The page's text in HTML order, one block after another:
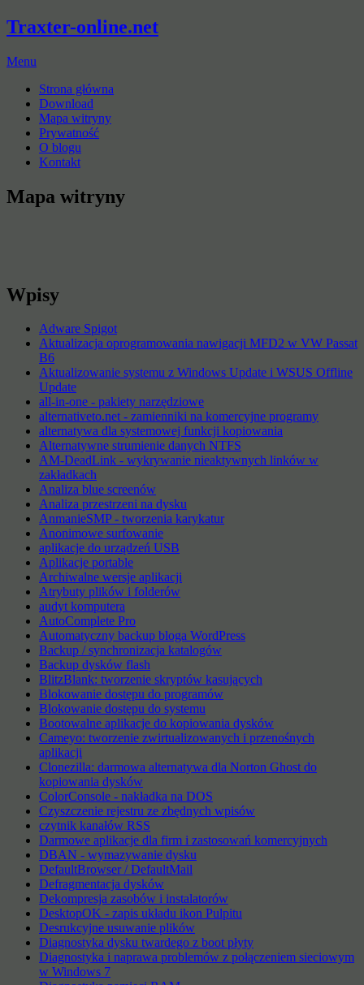
Traxter-online.net
Menu
Strona główna
Download
Mapa witryny
Prywatność
O blogu
Kontakt
Mapa witryny
Wpisy
Adware Spigot
Aktualizacja oprogramowania nawigacji MFD2 w VW Passat
B6
Aktualizowanie systemu z Windows Update i WSUS Offline
Update
all-in-one - pakiety narzędziowe
alternativeto.net - zamienniki na komercyjne programy
alternatywa dla systemowej funkcji kopiowania
Alternatywne strumienie danych NTFS
AM-DeadLink - wykrywanie nieaktywnych linków w
zakładkach
Analiza blue screenów
Analiza przestrzeni na dysku
AnmanieSMP - tworzenia karykatur
Anonimowe surfowanie
aplikacje do urządzeń USB
Aplikacje portable
Archiwalne wersje aplikacji
Atrybuty plików i folderów
audyt komputera
AutoComplete Pro
Automatyczny backup bloga WordPress
Backup / synchronizacja katalogów
Backup dysków flash
BlitzBlank: tworzenie skryptów kasujących
Blokowanie dostępu do programów
Blokowanie dostępu do systemu
Bootowalne aplikacje do kopiowania dysków
Cameyo: tworzenie zwirtualizowanych i przenośnych
aplikacji
Clonezilla: darmowa alternatywa dla Norton Ghost do
kopiowania dysków
ColorConsole - nakładka na DOS
Czyszczenie rejestru ze zbędnych wpisów
czytnik kanałów RSS
Darmowe aplikacje dla firm i zastosowań komercyjnych
DBAN - wymazywanie dysku
DefaultBrowser / DefaultMail
Defragmentacja dysków
Dekompresja zasobów i instalatorów
DesktopOK - zapis układu ikon Pulpitu
Desrukcyjne usuwanie plików
Diagnostyka dysku twardego z boot płyty
Diagnostyka i naprawa problemów z połączeniem sieciowym
w Windows 7